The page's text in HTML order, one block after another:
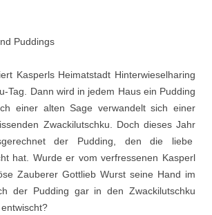
Puddings
Kasperls Heimatstadt Hinterwieselharing
Tag. Dann wird in jedem Haus ein Pudding
einer alten Sage verwandelt sich einer
Zwackilutschku. Doch dieses Jahr
der Pudding, den die liebe
hat. Wurde er vom verfressenen Kasperl
Zauberer Gottlieb Wurst seine Hand im
der Pudding gar in den Zwackilutschku